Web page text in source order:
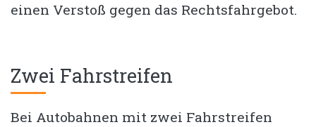
einen Verstoß gegen das Rechtsfahrgebot.
Zwei Fahrstreifen
Bei Autobahnen mit zwei Fahrstreifen